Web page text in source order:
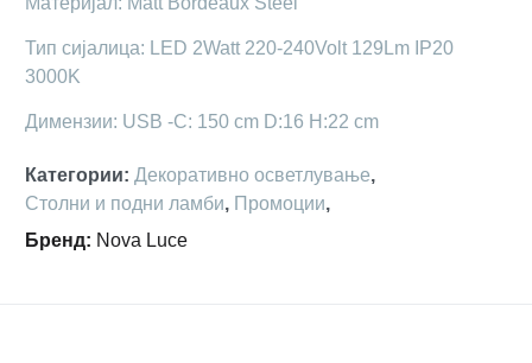
Тип сијалица: LED 2Watt 220-240Volt 129Lm IP20
3000K
Димензии: USB -C: 150 cm D:16 H:22 cm
Категории: Декоративно осветлување,
Столни и подни ламби, Промоции,
Бренд: Nova Luce